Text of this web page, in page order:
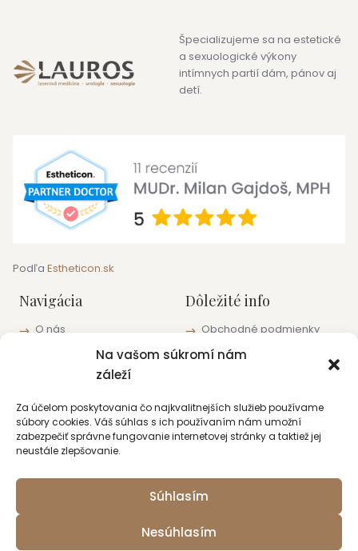
Na vašom súkromí nám
záleží
Za účelom poskytovania čo najkvalitnejších služieb používame
súbory cookies. Váš súhlas s ich používaním nám umožní
zabezpečiť správne fungovanie internetovej stránky a taktiež jej
neustále zlepšovanie.
Súhlasím
Nesúhlasím
Špecializujeme sa na estetické
a sexuologické výkony
intímnych partií dám, pánov aj
detí.
Podľa Estheticon.sk
Navigácia
O nás
Pracoviská a kontakty
Dôležité info
Obchodné podmienky
Informácie o ochrane
osobných údajov
Kontakt
bratislava@lauros.sk